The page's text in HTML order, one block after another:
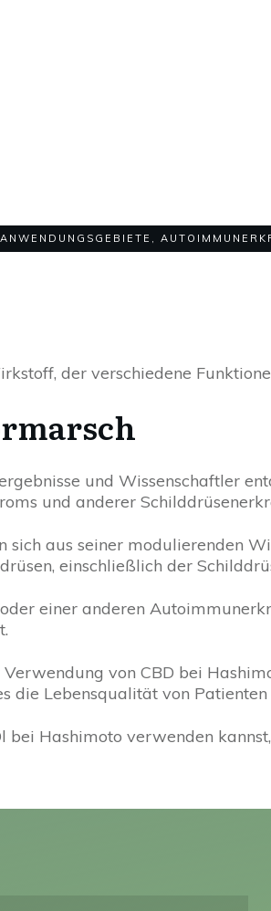
ANWENDUNGSGEBIETE ,
der verschiedene
und Wissenschaftler
und anderer
sich aus seiner modulierenden
einschließlich der
einer anderen
von CBD bei
die Lebensqualität von
Hashimoto verwenden